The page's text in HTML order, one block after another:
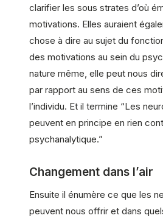
clarifier les sous strates d’où
motivations. Elles auraient
chose à dire au sujet du
des motivations au sein du
nature même, elle peut nous
par rapport au sens de ces
l’individu. Et il termine “Les
peuvent en principe en rien
psychanalytique.”
Changement dans l’air
Ensuite il énumère ce que les
peuvent nous offrir et dans